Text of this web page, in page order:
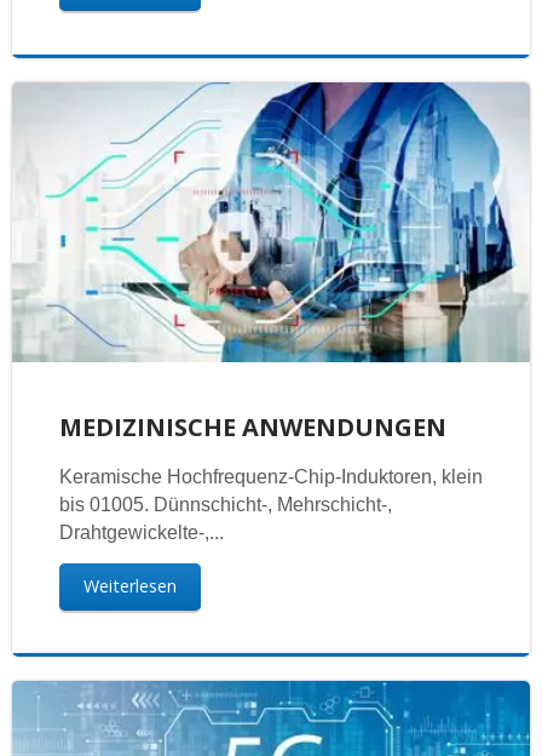
MEDIZINISCHE ANWENDUNGEN
Keramische Hochfrequenz-Chip-Induktoren, klein
bis 01005. Dünnschicht-, Mehrschicht-,
Drahtgewickelte-,...
Weiterlesen